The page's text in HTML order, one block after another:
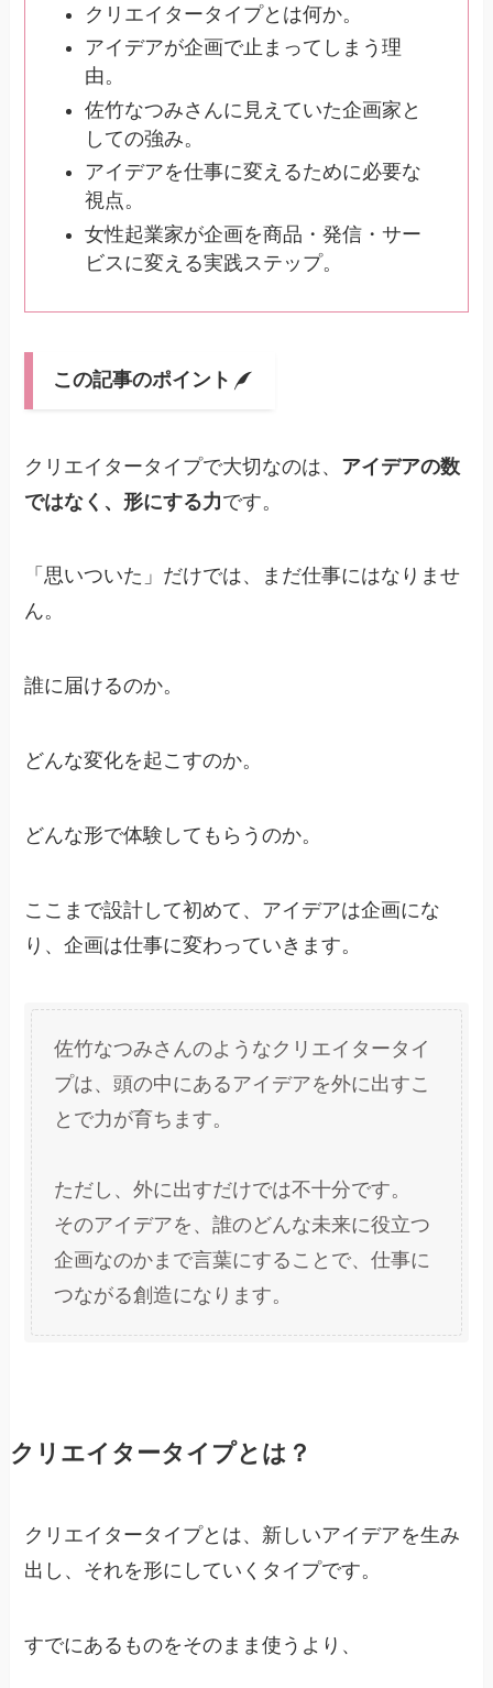
クリエイタータイプとは何か。
アイデアが企画で止まってしまう理
由。
佐竹なつみさんに見えていた企画家と
しての強み。
アイデアを仕事に変えるために必要な
視点。
女性起業家が企画を商品・発信・サー
ビスに変える実践ステップ。
この記事のポイント
クリエイタータイプで大切なのは、 アイデアの数
ではなく、形にする力です。
「思いついた」だけでは、まだ仕事にはなりませ
ん。
誰に届けるのか。
どんな変化を起こすのか。
どんな形で体験してもらうのか。
ここまで設計して初めて、アイデアは企画にな
り、企画は仕事に変わっていきます。
佐竹なつみさんのようなクリエイタータイ
プは、頭の中にあるアイデアを外に出すこ
とで力が育ちます。
ただし、外に出すだけでは不十分です。
そのアイデアを、誰のどんな未来に役立つ
企画なのかまで言葉にすることで、仕事に
つながる創造になります。
クリエイタータイプとは？
クリエイタータイプとは、新しいアイデアを生み
出し、それを形にしていくタイプです。
すでにあるものをそのまま使うより、